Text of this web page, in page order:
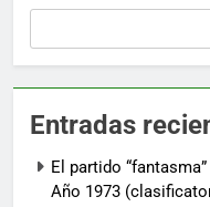
Entradas
El partido
Año 1973